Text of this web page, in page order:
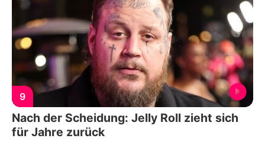
9
Nach der Scheidung: Jelly Roll zieht sich
für Jahre zurück